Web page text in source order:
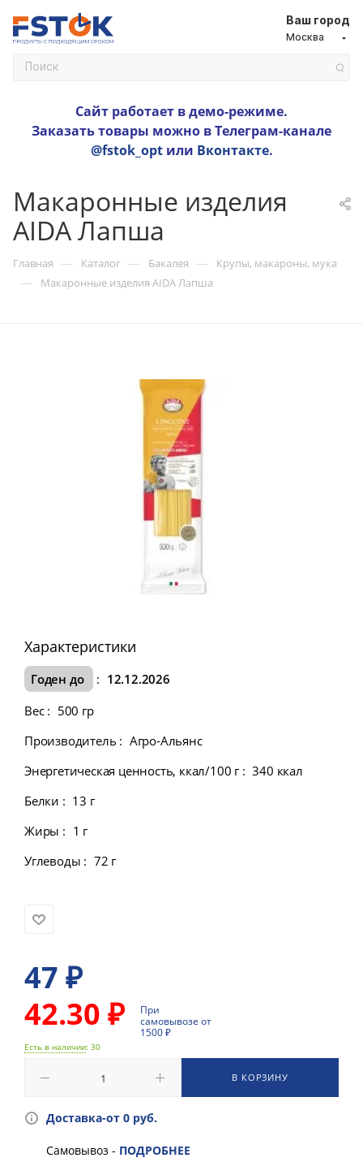
Ваш город
Москва
Сайт работает в демо-режиме.
Заказать товары можно в Телеграм-канале
@fstok_optили Вконтакте.
Макаронные изделия
AIDA Лапша
Главная — Каталог — Бакалея — Крупы, макароны, мука
— Макаронные изделия AIDA Лапша
Характеристики
Годен до : 12.12.2026
Вес : 500 гр
Производитель : Агро-Альянс
Энергетическая ценность, ккал/100 г : 340 ккал
Белки : 13 г
Жиры : 1 г
Углеводы : 72 г
47 ₽
42.30 ₽
При
самовывозе от
1500 ₽
Есть в наличии: 30
В КОРЗИНУ
Доставка-от 0 руб.
Самовывоз - ПОДРОБНЕЕ